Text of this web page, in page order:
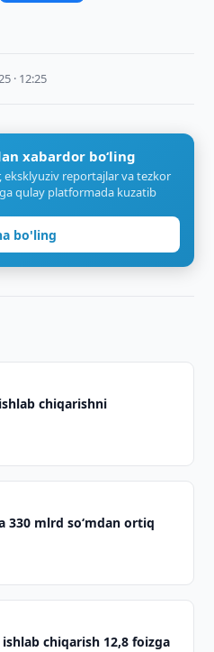
· 12:25
xabardor bo‘ling
eksklyuziv reportajlar va tezkor
qulay platformada kuzatib
bo'ling
chiqarishni
330 mlrd so‘mdan ortiq
chiqarish 12,8 foizga